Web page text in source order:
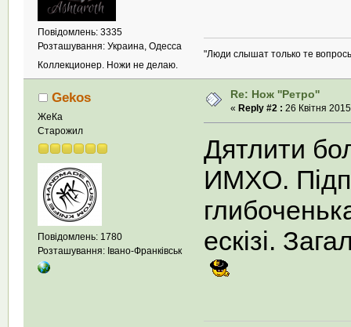
Повідомлень: 3335
Розташування: Украина, Одесса
Коллекционер. Ножи не делаю.
"Люди слышат только те
Gekos
ЖеКа
Старожил
Повідомлень: 1780
Розташування: Івано-Франківськ
Re: Нож ''Ретро''
« Reply #2 : 26 Квітня
Дятлити
ИМХО.
ескізі.